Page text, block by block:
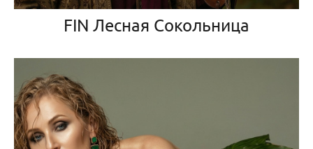
FIN Лесная Сокольница